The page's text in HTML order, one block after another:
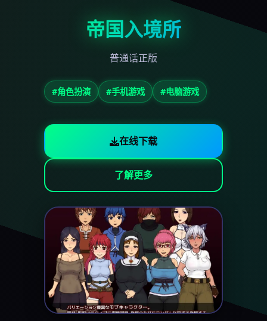
帝国入境所
普通话正版
#角色扮演 #手机游戏 #电脑游戏
在线下载
了解更多